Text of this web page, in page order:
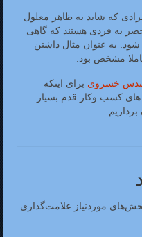
که شاید به ظاهر معلول
به فردی هستند که گاهی
شود. به عنوان مثال داشتن
مشخص بود.
خسروی برای اینکه
کسب وکار قدم بسیار
موردنیاز علامت‌گذاری